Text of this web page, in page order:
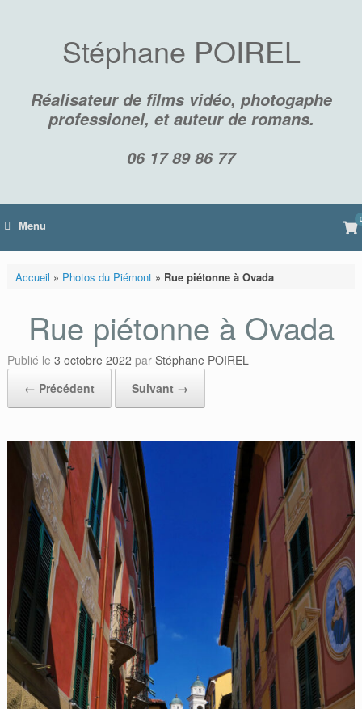
Stéphane POIREL
Réalisateur de films vidéo, photogaphe
professionel, et auteur de romans.
06 17 89 86 77
Menu 0
Accueil » Photos du Piémont» Rue piétonne à Ovada
Rue piétonne à Ovada
Publié le 3 octobre 2022 par Stéphane POIREL
← Précédent
Suivant →